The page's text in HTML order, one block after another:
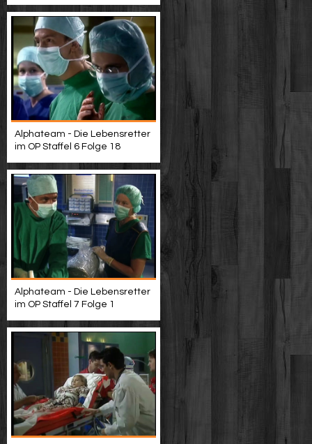
Alphateam - Die Lebensretter
im OP Staffel 6 Folge 18
Alphateam - Die Lebensretter
im OP Staffel 7 Folge 1